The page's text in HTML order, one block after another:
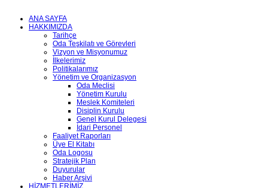
ANA SAYFA
HAKKIMIZDA
Tarihçe
Oda Teşkilatı ve Görevleri
Vizyon ve Misyonumuz
İlkelerimiz
Politikalarımız
Yönetim ve Organizasyon
Oda Meclisi
Yönetim Kurulu
Meslek Komiteleri
Disiplin Kurulu
Genel Kurul Delegesi
İdari Personel
Faaliyet Raporları
Üye El Kitabı
Oda Logosu
Stratejik Plan
Duyurular
Haber Arşivi
HİZMETLERİMİZ